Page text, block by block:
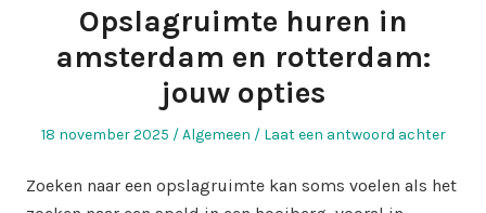
Opslagruimte huren in
amsterdam en rotterdam:
jouw opties
Geplaatst
18 november 2025
Geplaatst
Algemeen Laat een antwoord achter
Zoeken naar een opslagruimte kan soms voelen als het